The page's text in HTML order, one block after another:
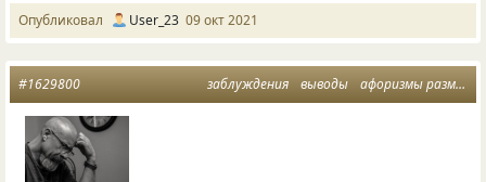
Опубликовал User_23 09 окт 2021
заблуждения выводы афоризмы размышления
#1629800